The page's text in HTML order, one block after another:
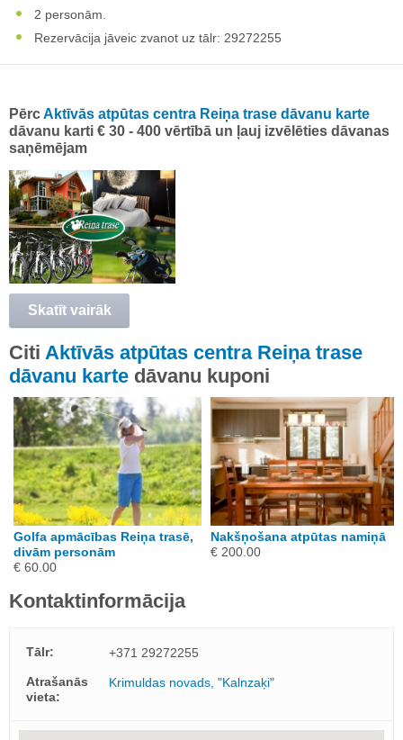
2 personām.
Rezervācija jāveic zvanot uz tālr: 29272255
PērcAktīvās atpūtas centra Reiņa trase dāvanu karte
dāvanu karti € 30 - 400 vērtībā un ļauj izvēlēties dāvanas
saņēmējam
Skatīt vairāk
Citi Aktīvās atpūtas centra Reiņa trase
dāvanu karte dāvanu kuponi
Golfa apmācības Reiņa trasē,
divām personām
€ 60.00
Nakšņošana atpūtas namiņā
€ 200.00
Kontaktinformācija
Tālr:
+371 29272255
Atrašanās
vieta:
Krimuldas novads, "Kalnzaķi"